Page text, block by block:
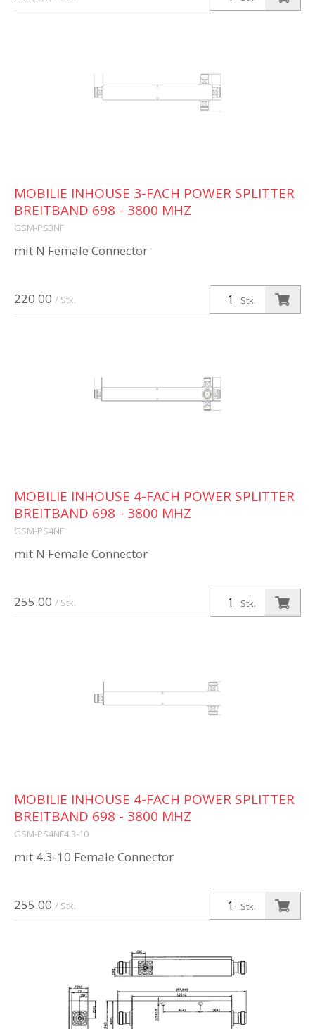
220.00 / Stk. Stk.
MOBILIE INHOUSE 3-FACH POWER SPLITTER
BREITBAND 698 - 3800 MHZ
GSM-PS3NF
mit N Female Connector
255.00 / Stk. Stk.
MOBILIE INHOUSE 4-FACH POWER SPLITTER
BREITBAND 698 - 3800 MHZ
GSM-PS4NF
mit N Female Connector
255.00 / Stk. Stk.
MOBILIE INHOUSE 4-FACH POWER SPLITTER
BREITBAND 698 - 3800 MHZ
GSM-PS4NF4.3-10
mit 4.3-10 Female Connector